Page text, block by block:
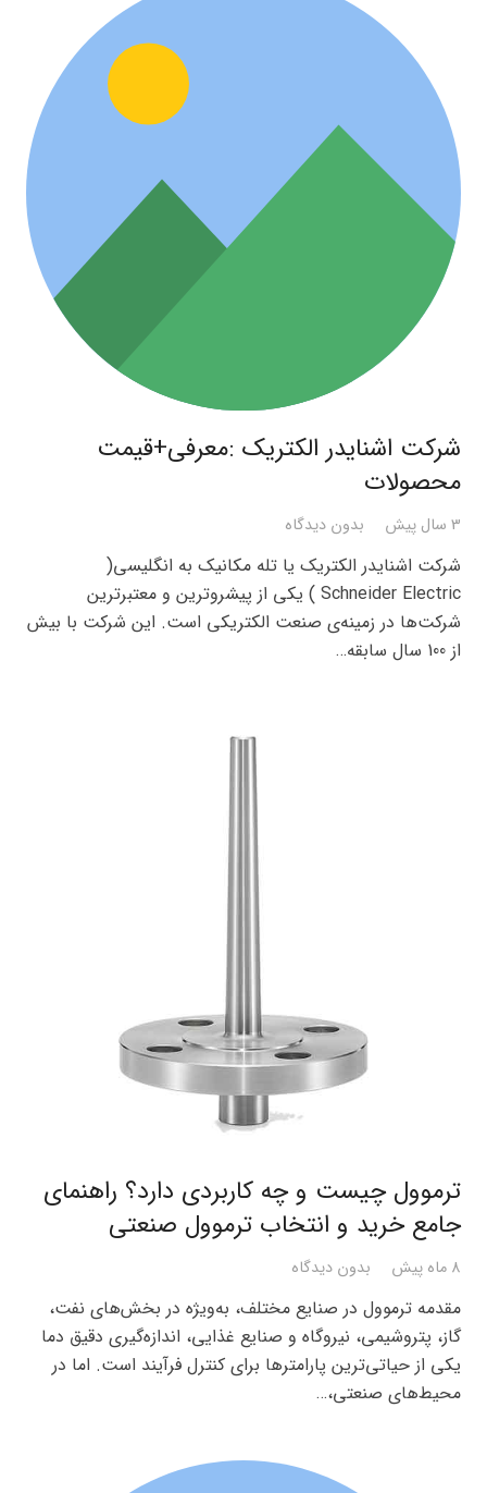
شرکت اشنایدر الکتریک :معرفی+قیمت
محصولات
3 سال پیش بدون دیدگاه
شرکت اشنایدر الکتریک یا تله مکانیک به انگلیسی(
Schneider Electric ) یکی از پیشروترین و معتبرترین
شرکت‌ها در زمینه‌ی صنعت الکتریکی است. این شرکت با بیش
از 100 سال سابقه…
ترموول چیست و چه کاربردی دارد؟ راهنمای
جامع خرید و انتخاب ترموول صنعتی
8 ماه پیش بدون دیدگاه
مقدمه ترموول در صنایع مختلف، به‌ویژه در بخش‌های نفت،
گاز، پتروشیمی، نیروگاه و صنایع غذایی، اندازه‌گیری دقیق دما
یکی از حیاتی‌ترین پارامترها برای کنترل فرآیند است. اما در
محیط‌های صنعتی،…